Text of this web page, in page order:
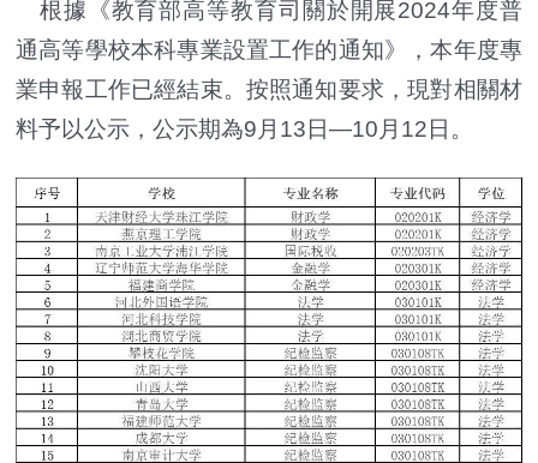
根據《教育部高等教育司關於開展2024年度普
通高等學校本科專業設置工作的通知》，本年度專
業申報工作已經結束。按照通知要求，現對相關材
料予以公示，公示期為9月13日—10月12日。